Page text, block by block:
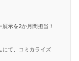
示を2か月間担当！
にて、コミカライズ